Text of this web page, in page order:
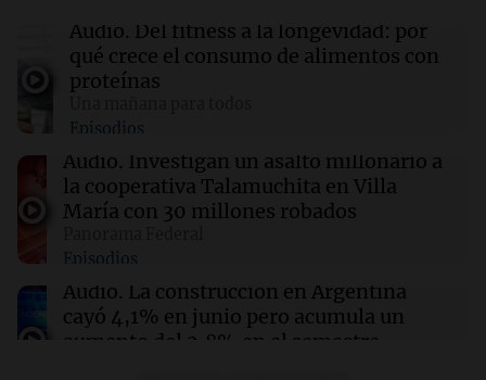
Rosario amaneció con 4,9°C y se espera una
máxima de 14°C
Cierra el caso de la jueza Afiuni en Venezuela y
se restituye su libertad plena
08:34 Sociedad
opera en la Triple Frontera
Audio. Del fitness a la longevidad: por
qué crece el consumo de alimentos con
proteínas
Episodios
Audio. Investigan un asalto millonario a
la cooperativa Talamuchita en Villa
María con 30 millones robados
Episodios
Audio. La construcción en Argentina
cayó 4,1% en junio pero acumula un
aumento del 2,8% en el semestre